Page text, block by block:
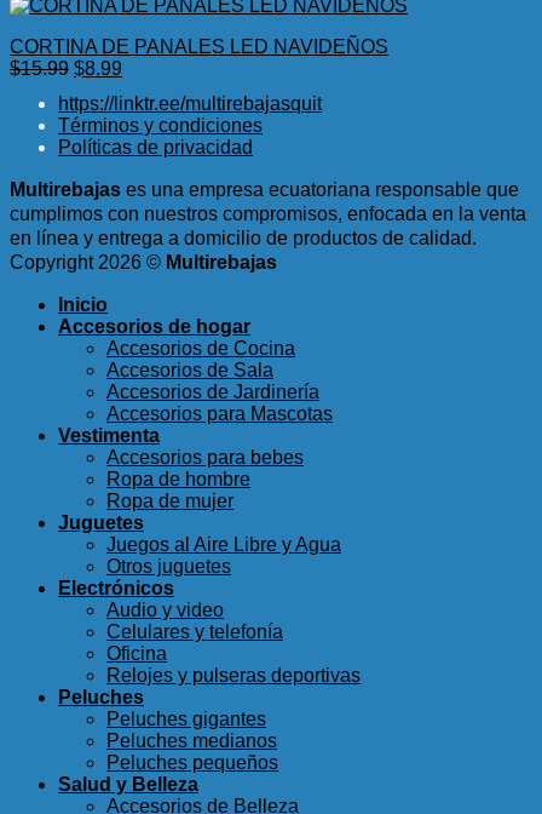
CORTINA DE PANALES LED NAVIDEÑOS
$15.99 El
original
era:
$15.99.
$8.99
actual
es:
$8.99.
https://linktr.ee/multirebajasquit
Términos y condiciones
Políticas de privacidad
Multirebajas es una empresa ecuatoriana responsable que
cumplimos con nuestros compromisos, enfocada en la venta
en línea y entrega a domicilio de productos de calidad.
Copyright 2026 © Multirebajas
Inicio
Accesorios de hogar
Accesorios de Cocina
Accesorios de Sala
Accesorios de Jardinería
Accesorios para Mascotas
Vestimenta
Accesorios para bebes
Ropa de hombre
Ropa de mujer
Juguetes
Juegos al Aire Libre y Agua
Otros juguetes
Electrónicos
Audio y video
Celulares y telefonía
Oficina
Relojes y pulseras deportivas
Peluches
Peluches gigantes
Peluches medianos
Peluches pequeños
Salud y Belleza
Accesorios de Belleza